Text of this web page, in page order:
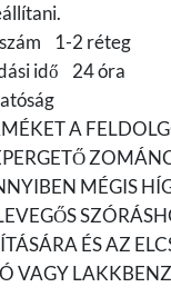
1-2 réteg
idő 24 óra
A
MÉGIS
ÉS AZ
VAGY